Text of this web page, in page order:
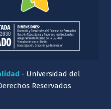
- Universidad del
Reservados